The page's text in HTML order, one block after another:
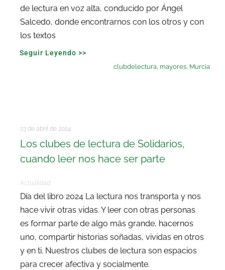
de lectura en voz alta, conducido por Ángel
Salcedo, donde encontrarnos con los otros y con
los textos
Seguir Leyendo >>
clubdelectura mayores Murcia
23 de abril de 2024
Los clubes de lectura de Solidarios,
cuando leer nos hace ser parte
Actualidad
Día del libro 2024 La lectura nos transporta y nos
hace vivir otras vidas. Y leer con otras personas
es formar parte de algo más grande, hacernos
uno, compartir historias soñadas, vividas en otros
y en ti. Nuestros clubes de lectura son espacios
para crecer afectiva y socialmente.